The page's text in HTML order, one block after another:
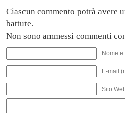
Ciascun commento potrà avere
battute.
Non sono ammessi commenti
Nome
E-mail
Sito